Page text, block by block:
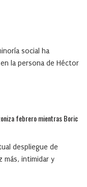
social ha
la persona de Héctor
febrero mientras Boric
despliegue de
más, intimidar y